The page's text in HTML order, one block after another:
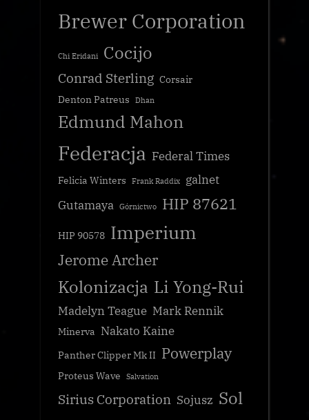
Brewer Corporation
Chi Eridani Cocijo
Conrad Sterling Corsair
Denton Patreus
Dhan
Edmund Mahon
Federacja Federal Times
Felicia Winters Frank Raddix
galnet
Gutamaya Górnictwo HIP 87621
HIP 90578 Imperium
Jerome Archer
Kolonizacja Li Yong-Rui
Madelyn Teague Mark Rennik
Minerva Nakato Kaine
Panther Clipper Mk II Powerplay
Proteus Wave Salvation
Sirius Corporation Sojusz Sol